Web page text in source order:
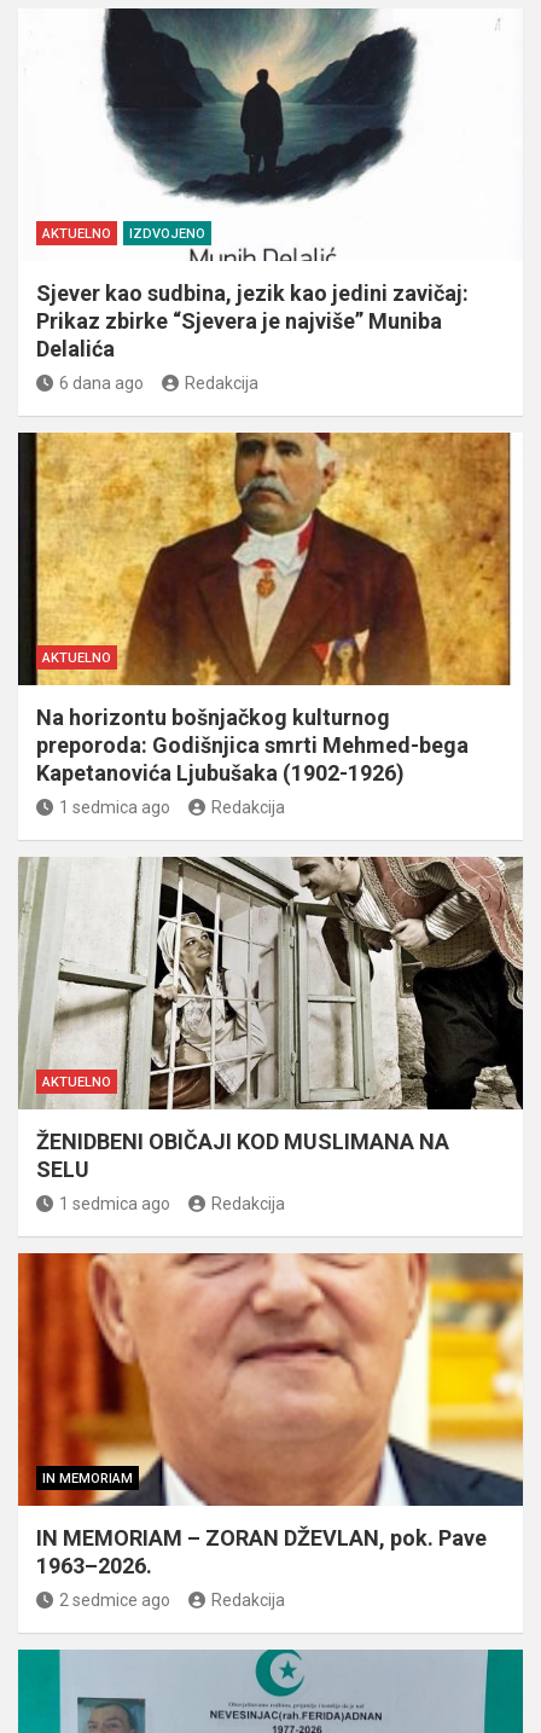
AKTUELNO IZDVOJENO
Sjever kao sudbina, jezik kao jedini zavičaj:
Prikaz zbirke “Sjevera je najviše” Muniba
Delalića
6 dana ago Redakcija
AKTUELNO
Na horizontu bošnjačkog kulturnog
preporoda: Godišnjica smrti Mehmed-bega
Kapetanovića Ljubušaka (1902-1926)
1 sedmica ago Redakcija
AKTUELNO
ŽENIDBENI OBIČAJI KOD MUSLIMANA NA
SELU
1 sedmica ago Redakcija
IN MEMORIAM
IN MEMORIAM – ZORAN DŽEVLAN, pok. Pave
1963–2026.
2 sedmice ago Redakcija